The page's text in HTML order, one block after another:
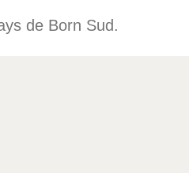
de Born Sud.